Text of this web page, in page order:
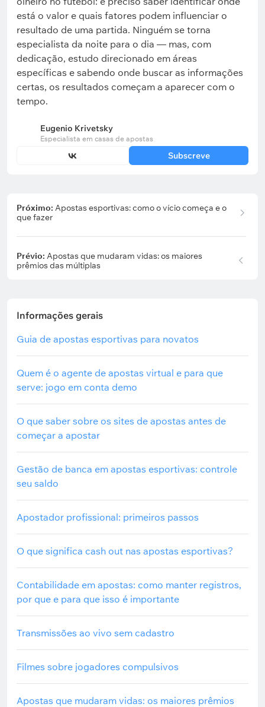
está o valor e quais fatores podem influenciar o
resultado de uma partida. Ninguém se torna
especialista da noite para o dia — mas, com
dedicação, estudo direcionado em áreas
específicas e sabendo onde buscar as informações
certas, os resultados começam a aparecer com o
tempo.
Eugenio Krivetsky
Especialista em casas de apostas
Subscreve
Prévio: Apostas que mudaram vidas: os maiores
prêmios das múltiplas
Próximo: Apostas esportivas: como o vício começa e o
que fazer
Informações gerais
Guia de apostas esportivas para novatos
Quem é o agente de apostas virtual e para que
serve: jogo em conta demo
O que saber sobre os sites de apostas antes de
começar a apostar
Gestão de banca em apostas esportivas: controle
seu saldo
Apostador profissional: primeiros passos
O que significa cash out nas apostas esportivas?
Contabilidade em apostas: como manter registros,
por que e para que isso é importante
Transmissões ao vivo sem cadastro
Filmes sobre jogadores compulsivos
Apostas que mudaram vidas: os maiores prêmios